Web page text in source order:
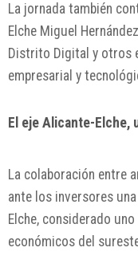
La jornada también
Elche Miguel Hernández
Distrito Digital y otros
empresarial y
El eje Alicante-
La colaboración entre
ante los inversores
Elche, considerado
económicos del